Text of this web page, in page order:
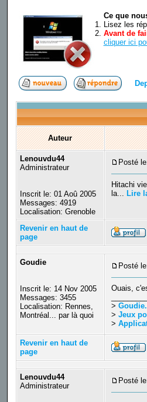
Ce que
Lisez les
Avant de
cliquer ici
Auteur
Lenouvdu44
Administrateur
Inscrit le: 01 Aoû 2005
Messages: 4919
Localisation: Grenoble
Posté
Hitachi
la... Lire
Revenir en haut de
page
Goudie
Inscrit le: 14 Nov 2005
Messages: 3455
Localisation: Rennes,
Montréal... par là quoi
Posté
Ouais,
>
> Jeux
>
Revenir en haut de
page
Lenouvdu44
Administrateur
Posté